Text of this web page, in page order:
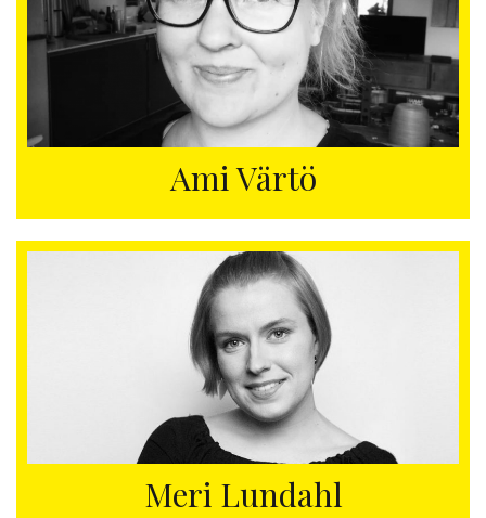
Ami Värtö
Meri Lundahl